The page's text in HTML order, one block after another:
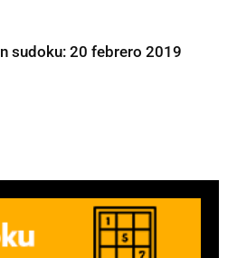
sudoku: 20 febrero 2019